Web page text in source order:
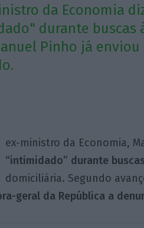
da Economia
durante buscas
Pinho já
ex-ministro da Economia,
“intimidado” durante
domiciliária. Segundo
geral da República a